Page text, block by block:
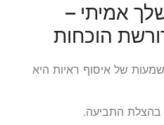
אמיתי –
הוכחות
של איסוף ראיות היא
בהצלת התביעה.